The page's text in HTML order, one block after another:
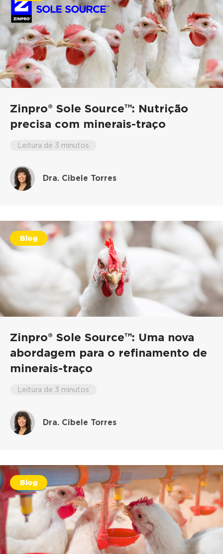
Zinpro® Sole Source™: Nutrição
precisa com minerais-traço
Leitura de 3 minutos
Dra. Cibele Torres
Blog
Zinpro® Sole Source™: Uma nova
abordagem para o refinamento de
minerais-traço
Leitura de 3 minutos
Dra. Cibele Torres
Blog